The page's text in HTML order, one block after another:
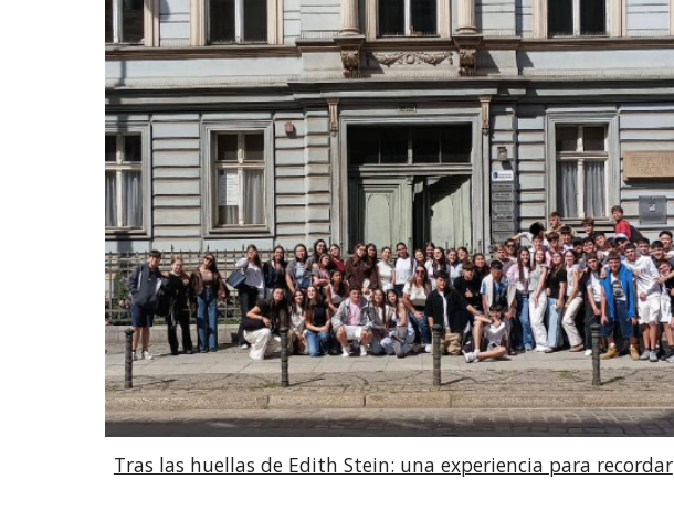
Tras las huellas de Edith Stein: una experiencia para recordar